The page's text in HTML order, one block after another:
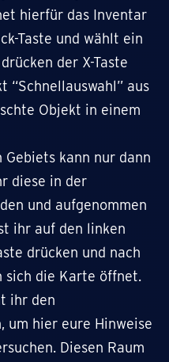
hierfür das Inventar
Taste und wählt ein
der X-Taste
“Schnellauswahl” aus
Objekt in einem
kann nur dann
diese in der
und aufgenommen
ihr auf den linken
drücken und nach
sich die Karte öffnet.
ihr den
um hier eure Hinweise
Diesen Raum